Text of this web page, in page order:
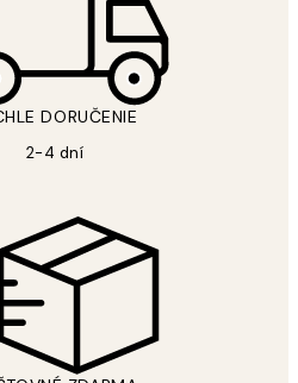
DORUČENIE
2-4 dní